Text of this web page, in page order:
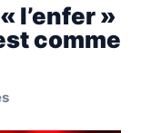
l’enfer »
comme